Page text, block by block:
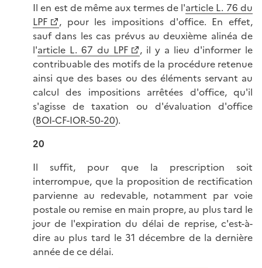
Il en est de même aux termes de l'article L. 76 du
LPF
, pour les impositions d'office. En effet,
sauf dans les cas prévus au deuxième alinéa de
l'article L. 67 du LPF
, il y a lieu d'informer le
contribuable des motifs de la procédure retenue
ainsi que des bases ou des éléments servant au
calcul des impositions arrêtées d'office, qu'il
s'agisse de taxation ou d'évaluation d'office
(BOI-CF-IOR-50-20).
20
Il suffit, pour que la prescription soit
interrompue, que la proposition de rectification
parvienne au redevable, notamment par voie
postale ou remise en main propre, au plus tard le
jour de l'expiration du délai de reprise, c'est-à-
dire au plus tard le 31 décembre de la dernière
année de ce délai.